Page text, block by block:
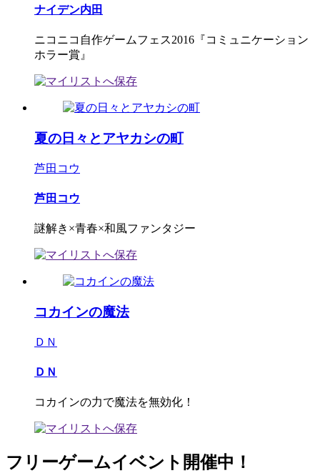
ナイデン内田
ニコニコ自作ゲームフェス2016『コミュニケーション
ホラー賞』
夏の日々とアヤカシの町
芦田コウ
芦田コウ
謎解き×青春×和風ファンタジー
コカインの魔法
ＤＮ
ＤＮ
コカインの力で魔法を無効化！
フリーゲームイベント開催中！